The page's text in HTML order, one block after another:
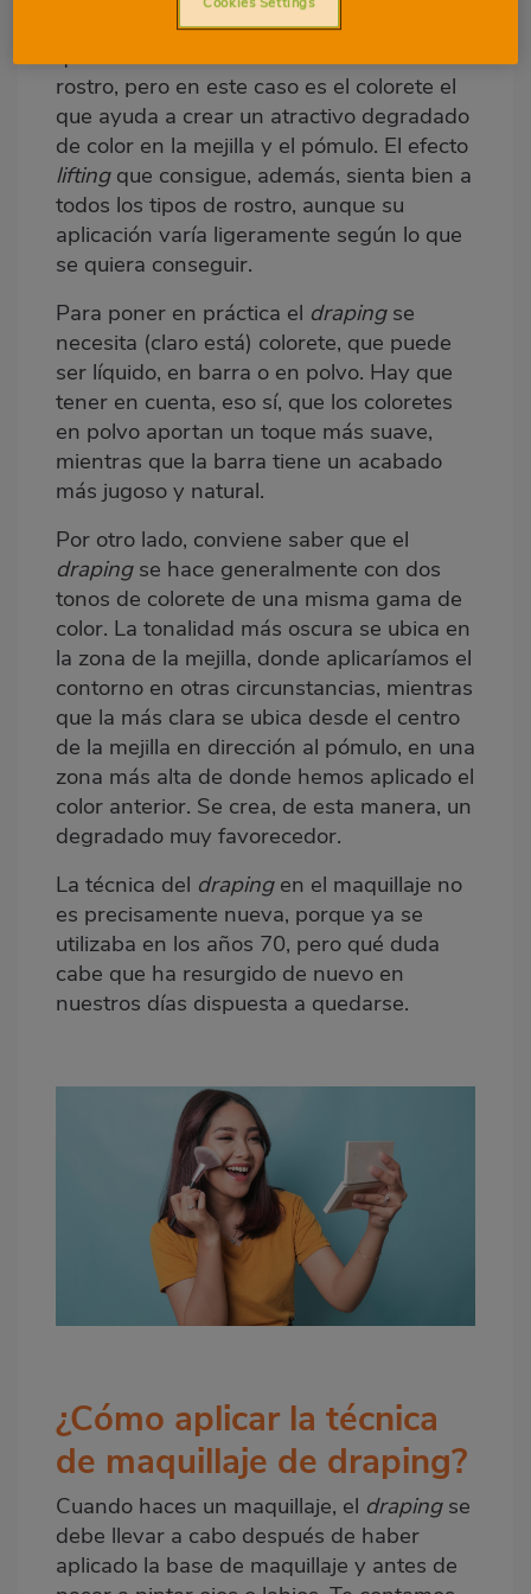
deriva del famoso
que también consiste en dar forma al
rostro, pero en este caso es el colorete el
que ayuda a crear un atractivo degradado
de color en la mejilla y el pómulo. El efecto
liftingque consigue, además, sienta bien a
todos los tipos de rostro, aunque su
aplicación varía ligeramente según lo que
se quiera conseguir.
Para poner en práctica el drapingse
necesita (claro está) colorete, que puede
ser líquido, en barra o en polvo. Hay que
tener en cuenta, eso sí, que los coloretes
en polvo aportan un toque más suave,
mientras que la barra tiene un acabado
más jugoso y natural.
Por otro lado, conviene saber que el
drapingse hace generalmente con dos
tonos de colorete de una misma gama de
color. La tonalidad más oscura se ubica en
la zona de la mejilla, donde aplicaríamos el
contorno en otras circunstancias, mientras
que la más clara se ubica desde el centro
de la mejilla en dirección al pómulo, en una
zona más alta de donde hemos aplicado el
color anterior. Se crea, de esta manera, un
degradado muy favorecedor.
La técnica del drapingen el maquillaje no
es precisamente nueva, porque ya se
utilizaba en los años 70, pero qué duda
cabe que ha resurgido de nuevo en
nuestros días dispuesta a quedarse.
¿Cómo aplicar la técnica
de maquillaje de draping?
Cuando haces un maquillaje, el drapingse
debe llevar a cabo después de haber
aplicado la base de maquillaje y antes de